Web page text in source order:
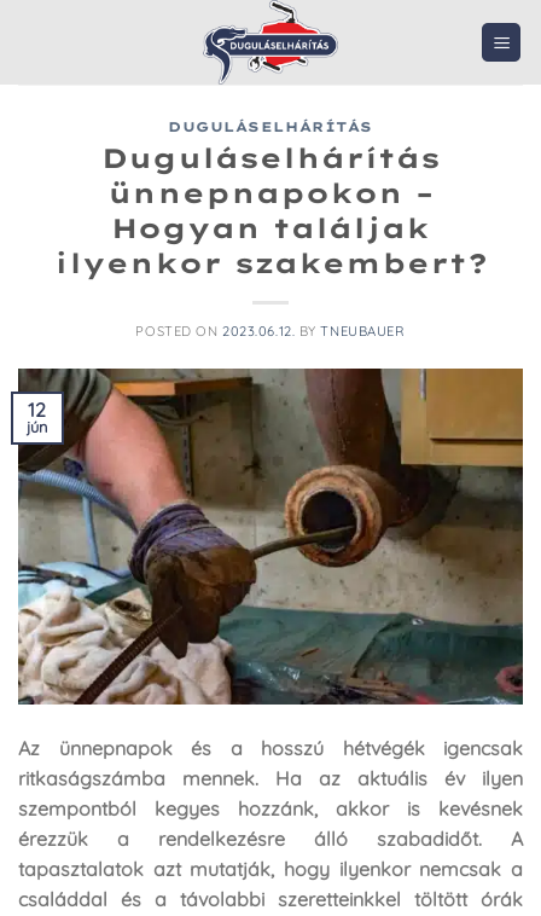
DUGULÁSELHÁRÍTÁS
Duguláselhárítás
ünnepnapokon –
Hogyan találjak
ilyenkor szakembert?
POSTED ON2023.06.12. BYTNEUBAUER
12
jún
Az ünnepnapok és a hosszú hétvégék igencsak
ritkaságszámba mennek. Ha az aktuális év ilyen
szempontból kegyes hozzánk, akkor is kevésnek
érezzük a rendelkezésre álló szabadidőt. A
tapasztalatok azt mutatják, hogy ilyenkor nemcsak a
családdal és a távolabbi szeretteinkkel töltött órák